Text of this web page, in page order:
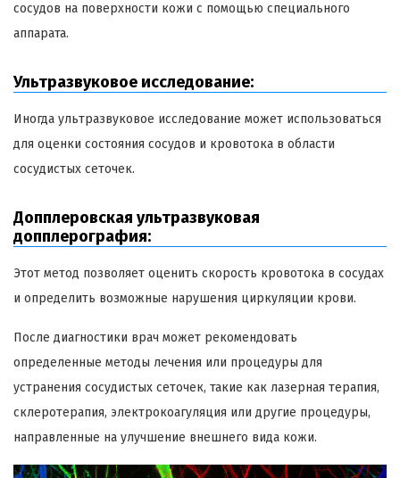
сосудов на поверхности кожи с помощью специального
аппарата.
Ультразвуковое исследование:
Иногда ультразвуковое исследование может использоваться
для оценки состояния сосудов и кровотока в области
сосудистых сеточек.
Допплеровская ультразвуковая
допплерография:
Этот метод позволяет оценить скорость кровотока в сосудах
и определить возможные нарушения циркуляции крови.
После диагностики врач может рекомендовать
определенные методы лечения или процедуры для
устранения сосудистых сеточек, такие как лазерная терапия,
склеротерапия, электрокоагуляция или другие процедуры,
направленные на улучшение внешнего вида кожи.